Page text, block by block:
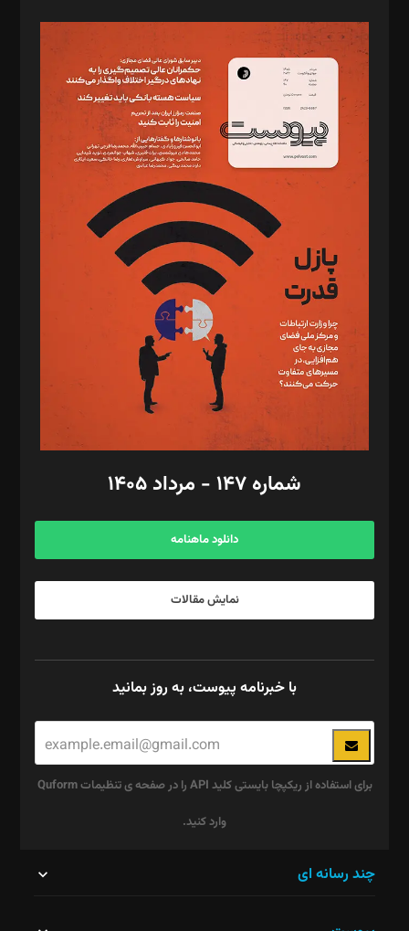
مدیر مسئول: محمدباقر اثنی‌عشری
سردبیر: مهرک محمودی
دبیر تحریریه: میثم قاسمی
د‌بیر ناداستان: سمانه سمیع
د‌بیر خدمت و تجارت: ابوالفضل رجبی
د‌بیر حقوق فناوری: حسام‌الدین ایپکچی
د‌بیر پیوست جهان: مینا پاکدل
د‌بیر تحریریه آنلاین: بابک نقاش
تحریریه‌: مجتبی محمود‌ی، آرش برهمند، یسنا امان‌پور، سروش کرمیان،
مصطفی مسجدی آرانی، ابوالفضل رجبی، زهرا فکرانه، فائزه فتحی
رستمی،مصطفی باستان
ویرایش: نگار استاد‌‌آقا
طراح یونیفرم: مجید توکلی
فیلمبرداری و عکاسی: امیر شفیعی، مانی لطفی زاده
گرافیک و صفحه‌آرایی: سید‌سبحان‌علی ثابت
مد‌یر توسعه تجاری: کامبیز برید‌
امور مالی: شاپور رهبری، محمد‌ کاظمی‌نیا
آگهی و مشترکین: ۰۹۱۹۹۹۹۰۴۵۴
شماره ۱۴۷ - مرداد ۱۴۰۵
دانلود ماهنامه
نمایش مقالات
با خبرنامه پیوست، به روز بمانید
برای استفاده از ریکپچا بایستی کلید API را در صفحه ی تنظیمات Quform
وارد کنید.
چند رسانه ای